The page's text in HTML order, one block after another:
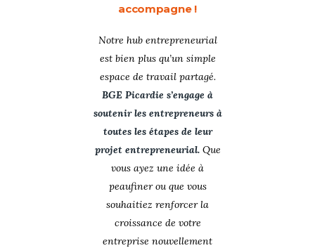
accompagne !
Notre hub entrepreneurial
est bien plus qu’un simple
espace de travail partagé.
BGE Picardie s’engage à
soutenir les entrepreneurs à
toutes les étapes de leur
projet entrepreneurial.Que
vous ayez une idée à
peaufiner ou que vous
souhaitiez renforcer la
croissance de votre
entreprise nouvellement